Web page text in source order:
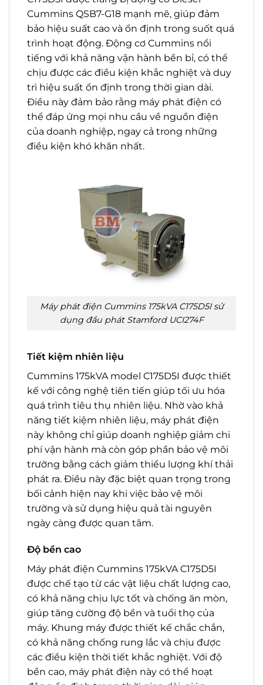
Cummins QSB7-G18 mạnh mẽ, giúp đảm
bảo hiệu suất cao và ổn định trong suốt quá
trình hoạt động. Động cơ Cummins nổi
tiếng với khả năng vận hành bền bỉ, có thể
chịu được các điều kiện khắc nghiệt và duy
trì hiệu suất ổn định trong thời gian dài.
Điều này đảm bảo rằng máy phát điện có
thể đáp ứng mọi nhu cầu về nguồn điện
của doanh nghiệp, ngay cả trong những
điều kiện khó khăn nhất.
Máy phát điện Cummins 175kVA C175D5I sử
dụng đầu phát Stamford UCI274F
Tiết kiệm nhiên liệu
Cummins 175kVA model C175D5I được thiết
kế với công nghệ tiên tiến giúp tối ưu hóa
quá trình tiêu thụ nhiên liệu. Nhờ vào khả
năng tiết kiệm nhiên liệu, máy phát điện
này không chỉ giúp doanh nghiệp giảm chi
phí vận hành mà còn góp phần bảo vệ môi
trường bằng cách giảm thiểu lượng khí thải
phát ra. Điều này đặc biệt quan trọng trong
bối cảnh hiện nay khi việc bảo vệ môi
trường và sử dụng hiệu quả tài nguyên
ngày càng được quan tâm.
Độ bền cao
Máy phát điện Cummins 175kVA C175D5I
được chế tạo từ các vật liệu chất lượng cao,
có khả năng chịu lực tốt và chống ăn mòn,
giúp tăng cường độ bền và tuổi thọ của
máy. Khung máy được thiết kế chắc chắn,
có khả năng chống rung lắc và chịu được
các điều kiện thời tiết khắc nghiệt. Với độ
bền cao, máy phát điện này có thể hoạt